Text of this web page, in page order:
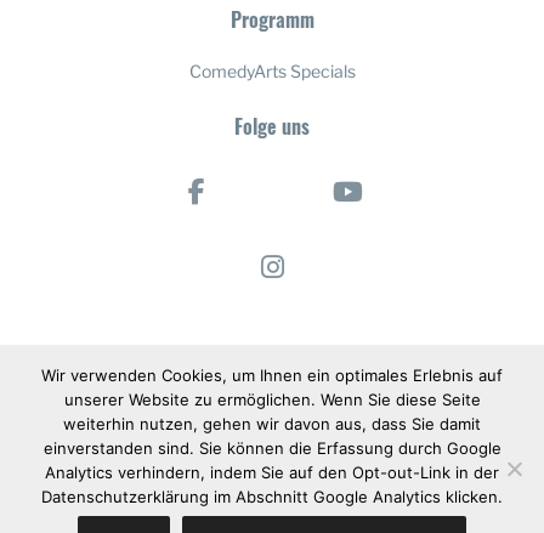
Programm
ComedyArts Specials
Folge uns
© 2025 Internationales ComedyArts Festival
Wir verwenden Cookies, um Ihnen ein optimales Erlebnis auf
unserer Website zu ermöglichen. Wenn Sie diese Seite
weiterhin nutzen, gehen wir davon aus, dass Sie damit
einverstanden sind. Sie können die Erfassung durch Google
Analytics verhindern, indem Sie auf den Opt-out-Link in der
Datenschutzerklärung im Abschnitt Google Analytics klicken.